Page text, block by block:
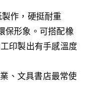
作，硬挺耐重
保形象。可搭配橡
印製出有手感溫度
、文具書店最常使